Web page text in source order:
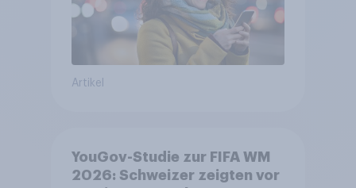
Artikel
YouGov-Studie zur FIFA WM
2026: Schweizer zeigten vor